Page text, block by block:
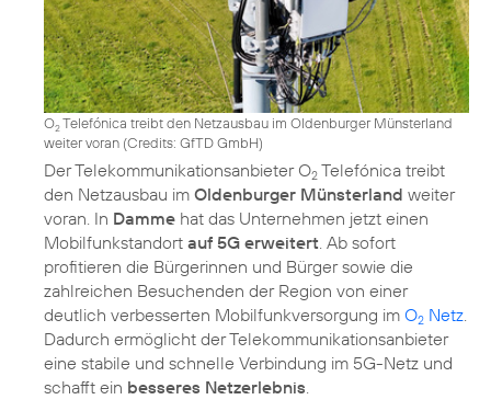
O2Telefónica treibt den Netzausbau im Oldenburger Münsterland
weiter voran (Credits: GfTD GmbH)
Der Telekommunikationsanbieter O2 Telefónica treibt
den Netzausbau im Oldenburger Münsterland weiter
voran. In Damme hat das Unternehmen jetzt einen
Mobilfunkstandort auf 5G erweitert . Ab sofort
profitieren die Bürgerinnen und Bürger sowie die
zahlreichen Besuchenden der Region von einer
deutlich verbesserten Mobilfunkversorgung im O2 Netz
Dadurch ermöglicht der Telekommunikations­anbieter
eine stabile und schnelle Verbindung im 5G-Netz und
schafft ein besseres Netzerlebnis